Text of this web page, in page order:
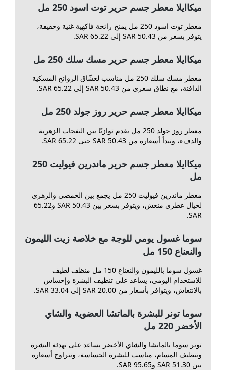
ميكاايلا معطر جسم حرير توت اسود 250 مل
معطر توت اسود 250 مل يمنح رائحة فاكهية غنية وخفيفة،
يتوفر بسعر من 50.43 SAR إلى 65.22 SAR.
ميكاايلا معطر جسم حرير مسك سلك 250 مل
معطر مسك سلك 250 مل مناسب لعشّاق الروائح المسكية
الدافئة، مع نطاق سعري من 50.43 SAR إلى 65.22 SAR.
ميكاايلا معطر جسم حرير روز جولد 250 مل
معطر روز جولد 250 مل يقدم توازنًا بين النفحات الزهرية
والدفء، وتبدأ أسعاره من 50.43 SAR حتى 65.22 SAR.
ميكاايلا معطر جسم حرير ماندرين فيوليت 250
مل
معطر ماندرين فيوليت 250 مل يجمع بين الحمضي والزهري
لخيال عطري منعش، ويتوفر بسعر بين 50.43 SAR و65.22
SAR.
سوما غسول يومي للوجة مع خلاصة زيت الليمون
والنعناع 150 مل
غسول سوما بالليمون والنعناع 150 مل منظف لطيف
للاستخدام اليومي، يساعد على تنظيف البشرة وإحساس
بالانتعاش، ويتوافر بأسعار من 20.00 SAR إلى 33.04 SAR.
سوما تونر للبشرة بالماتشا العضوية والشاي
الأخضر 220 مل
تونر سوما بالماتشا والشاي الأخضر يساعد على تهدئة البشرة
وتنظيف المسام، مناسب للبشرة الحساسة، وتتراوح أسعاره
بين 51.30 SAR و95.65 SAR.